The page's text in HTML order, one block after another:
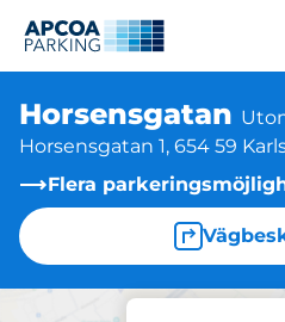
Horsensgatan
Horsensgatan 1, 654 59
Flera